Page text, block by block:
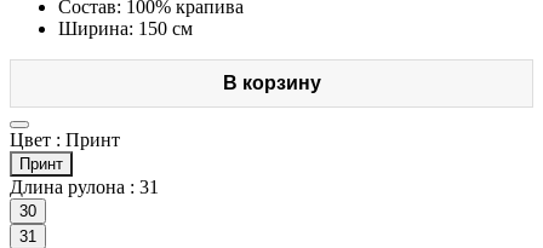
Состав: 100% крапива
Ширина: 150 см
В корзину
Цвет : Принт
Принт
Длина рулона : 31
30
31